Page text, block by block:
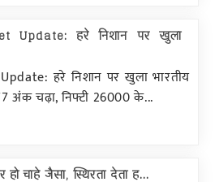
Update: हरे निशान पर खुला
हरे निशान पर खुला भारतीय
अंक चढ़ा, निफ्टी 26000 के...
चाहे जैसा, स्थिरता देता ह...